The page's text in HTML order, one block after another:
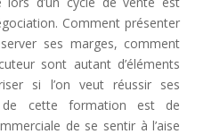
Comment présenter
ses marges, comment
sont autant d’éléments
si l’on veut réussir ses
cette formation est de
de se sentir à l’aise